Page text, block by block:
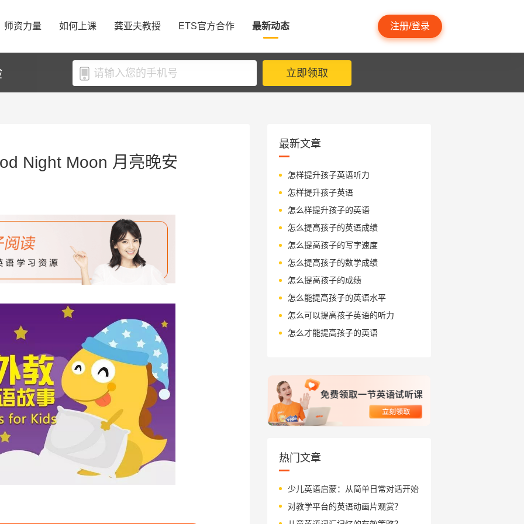
师资力量 如何上课 龚亚夫教授 ETS官方合作 最新动态 注册/登录
立即领取
Night Moon 月亮晚安
最新文章
怎样提升孩子英语听力
怎样提升孩子英语
怎么样提升孩子的英语
怎么提高孩子的英语成绩
怎么提高孩子的写字速度
怎么提高孩子的数学成绩
怎么提高孩子的成绩
怎么能提高孩子的英语水平
怎么可以提高孩子英语的听力
怎么才能提高孩子的英语
热门文章
少儿英语启蒙：从简单日常对话开始
对教学平台的英语动画片观赏？